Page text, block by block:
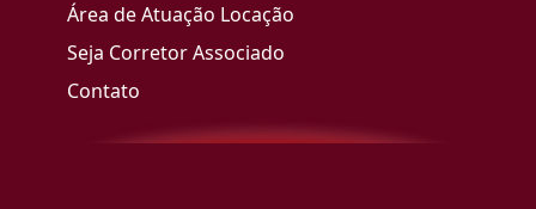
Área de Atuação Locação
Seja Corretor Associado
Contato